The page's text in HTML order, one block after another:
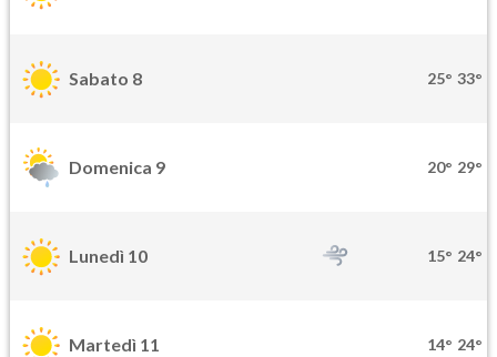
Sabato 8 25° 33°
Domenica 9 20° 29°
Lunedì 10 15° 24°
Martedì 11 14° 24°